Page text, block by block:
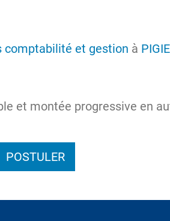
comptabilité et gestion à
et montée progressive en
POSTULER